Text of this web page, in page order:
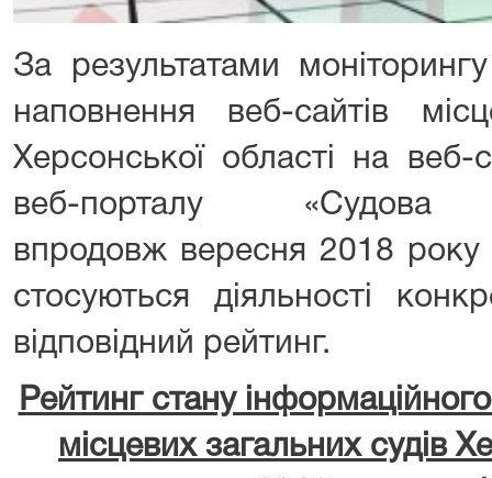
За результатами
наповнення веб-сайтів
Херсонської області на веб-
веб-порталу
впродовж вересня 2018 року
стосуються діяльності
відповідний рейтинг.
Рейтинг стану
місцевих загальних судів